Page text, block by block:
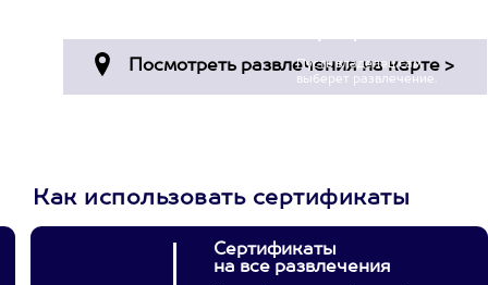
Пусть владелец сам
выберет развлечение.
Как использовать сертификаты
Сертификаты
на все развлечения